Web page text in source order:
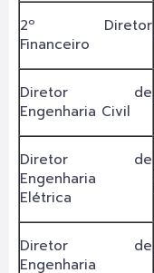
2º Diretor
Financeiro
Diretor de
Engenharia Civil
Diretor de
Engenharia
Elétrica
Diretor de
Engenharia